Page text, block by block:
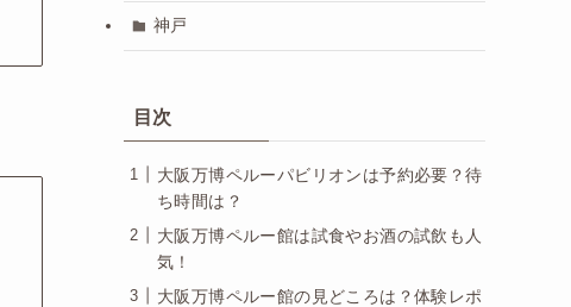
神戸
目次
大阪万博ペルーパビリオンは予約必要？待
ち時間は？
大阪万博ペルー館は試食やお酒の試飲も人
気！
大阪万博ペルー館の見どころは？体験レポ